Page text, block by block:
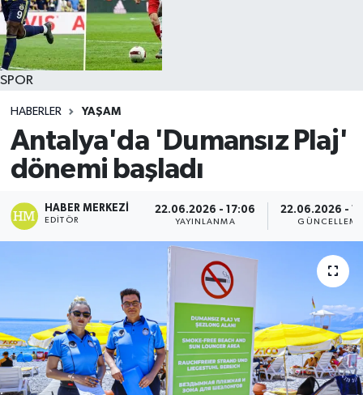
SPOR
HABERLER YAŞAM
Antalya'da 'Dumansız Plaj'
dönemi başladı
HABER MERKEZI
EDITÖR
22.06.2026 - 17:06
YAYINLANMA
22.06.2026 -
GÜNCELLEME